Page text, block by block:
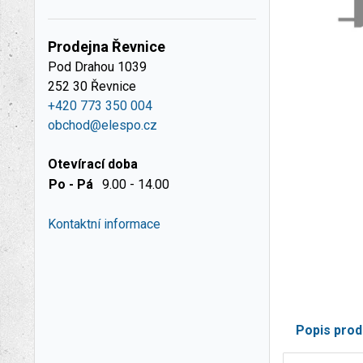
Prodejna Řevnice
Pod Drahou 1039
252 30 Řevnice
+420 773 350 004
obchod@elespo.cz
Otevírací doba
Po - Pá 9.00 - 14.00
Kontaktní informace
Popis